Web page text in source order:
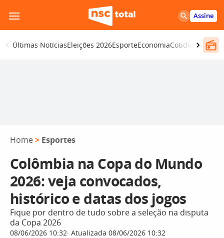
para
o
conteúdo
Assine
Últimas NotíciasEleições 2026EsporteEconomiaCotidiano
Home > Esportes
Colômbia na Copa do Mundo
2026: veja convocados,
histórico e datas dos jogos
Fique por dentro de tudo sobre a seleção na disputa
da Copa 2026
08/06/2026 10:32 Atualizada 08/06/2026 10:32